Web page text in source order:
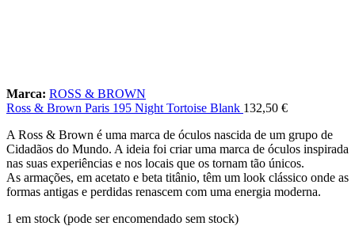
Marca: ROSS & BROWN
Ross & Brown Paris 195 Night Tortoise Blank 132,50 €
A Ross & Brown é uma marca de óculos nascida de um grupo de
Cidadãos do Mundo. A ideia foi criar uma marca de óculos inspirada
nas suas experiências e nos locais que os tornam tão únicos.
As armações, em acetato e beta titânio, têm um look clássico onde as
formas antigas e perdidas renascem com uma energia moderna.
1 em stock (pode ser encomendado sem stock)